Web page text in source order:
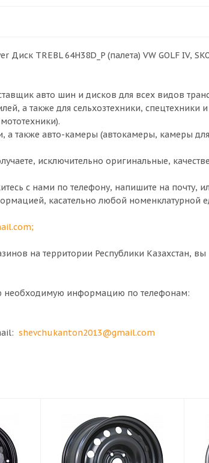
TREBL 64H38D_P (палета) VW GOLF IV,
авто шин и дисков для всех видов
а также для сельхозтехники, спецтехники
также авто-камеры (автокамеры, камеры
исключительно оригинальные,
с нами по телефону, напишите на почту,
касательно любой номенклатурной
;
на территории Республики Казахстан, вы
необходимую информацию по телефонам:
shevchukanton2013@gmail.com